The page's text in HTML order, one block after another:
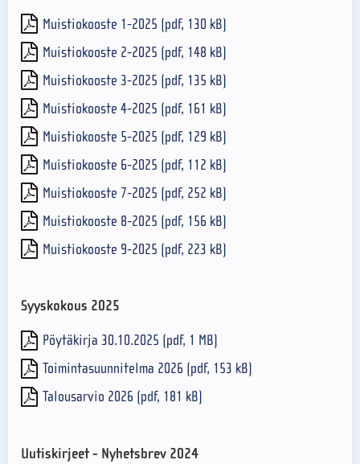
Muistiokooste 1-2025 (pdf, 130 kB)
Muistiokooste 2-2025 (pdf, 148 kB)
Muistiokooste 3-2025 (pdf, 135 kB)
Muistiokooste 4-2025 (pdf, 161 kB)
Muistiokooste 5-2025 (pdf, 129 kB)
Muistiokooste 6-2025 (pdf, 112 kB)
Muistiokooste 7-2025 (pdf, 252 kB)
Muistiokooste 8-2025 (pdf, 156 kB)
Muistiokooste 9-2025 (pdf, 223 kB)
Syyskokous 2025
Pöytäkirja 30.10.2025 (pdf, 1 MB)
Toimintasuunnitelma 2026 (pdf, 153 kB)
Talousarvio 2026 (pdf, 181 kB)
Uutiskirjeet - Nyhetsbrev 2024